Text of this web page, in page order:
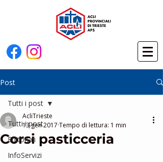
Post
Tutti i post
Editoriali
InfoServizi
Tutti i post
Corsi pasticceria
AcliTrieste
13 gen 2017 Tempo di lettura: 1 min